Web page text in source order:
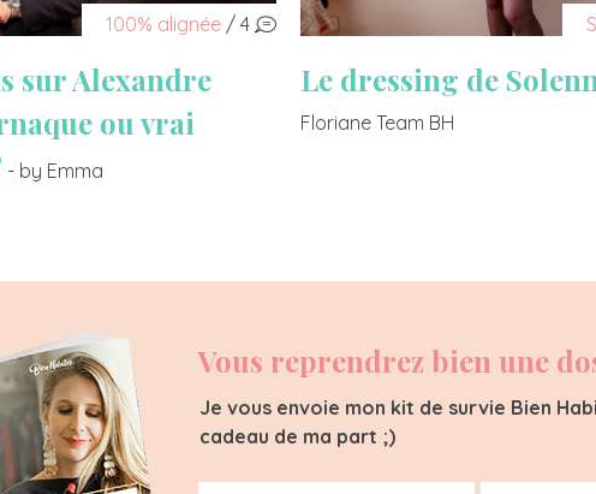
100% alignée / 4
sur Alexandre
ou vrai
- by Emma
Le dressing de Solenn
Floriane Team BH
Vous reprendrez bien une
Je vous envoie mon kit de survie Bien
cadeau de ma part ;)